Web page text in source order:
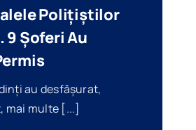
Polițiștilor
Șoferi Au
au desfășurat,
mai multe [...]